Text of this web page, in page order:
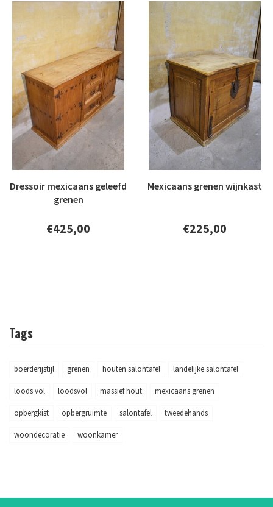
Dressoir mexicaans geleefd
grenen
€425,00
Mexicaans grenen wijnkast
€225,00
Tags
boerderijstijl grenen houten salontafel landelijke salontafel
loods vol loodsvol massief hout mexicaans grenen
opbergkist opbergruimte salontafel tweedehands
woondecoratie woonkamer